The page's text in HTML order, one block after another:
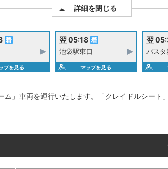
詳細を閉じる
プを見る
翌 05:18
池袋駅東口
マップを見る
翌
バスタ
」車両を運行いたします。「クレイドルシー